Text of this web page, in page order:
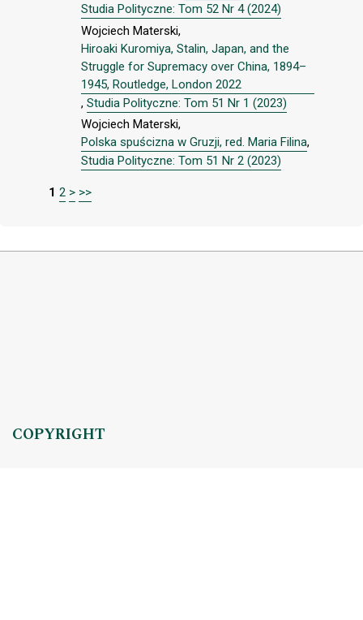
Studia Polityczne: Tom 52 Nr 4 (2024)
Wojciech Materski,
Hiroaki Kuromiya, Stalin, Japan, and the
Struggle for Supremacy over China, 1894–
1945, Routledge, London 2022
, Studia Polityczne: Tom 51 Nr 1 (2023)
Wojciech Materski,
Polska spuścizna w Gruzji, red. Maria Filina,
Studia Polityczne: Tom 51 Nr 2 (2023)
1 2 > >>
COPYRIGHT